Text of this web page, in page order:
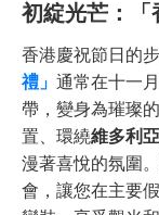
初綻光芒：「
香港慶祝節日的
禮」 通常在十一
帶，變身為璀璨
置、環繞維多利
漫著喜悅的氛圍
會，讓您在主要